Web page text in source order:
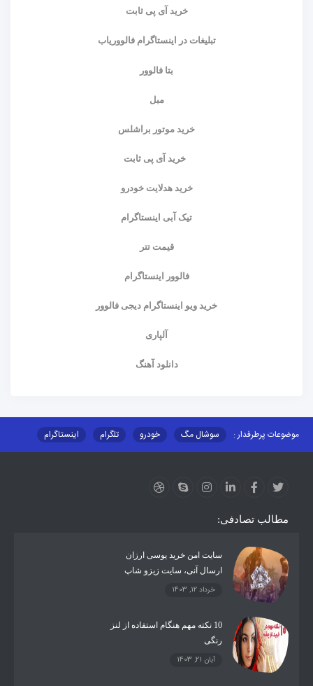
خرید آی پی ثابت
تبلیغات در اینستاگرام فالووریاب
بتا فالوور
مبل
خرید موتور براشلس
خرید آی پی ثابت
خرید هدلایت خودرو
تیک آبی اینستاگرام
قیمت تتر
فالوور اینستاگرام
خرید ویو اینستاگرام دیجی فالوور
آلپاری
دانلود آهنگ
موضوعات پرطرفدار : سوشال مگ خودرو تلگرام
اینستاگرام
مطالب تصادفی:
سایت امن خرید یوسی ارزان
ارسال آنی، سایت زیزو شاپ
خرداد 12, 1403
10 نکته مهم هنگام استفاده از لنز
رنگی
آبان 21, 1403